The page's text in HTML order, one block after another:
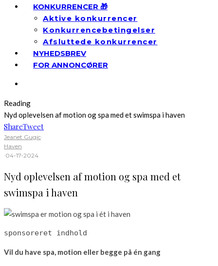
KONKURRENCER 🎁
Aktive konkurrencer
Konkurrencebetingelser
Afsluttede konkurrencer
NYHEDSBREV
FOR ANNONCØRER
Reading
Nyd oplevelsen af motion og spa med et swimspa i haven
ShareTweet
Jeanet Gugic·
Haven
·04-17-2024
Nyd oplevelsen af motion og spa med et
swimspa i haven
sponsoreret indhold
Vil du have spa, motion eller begge på én gang